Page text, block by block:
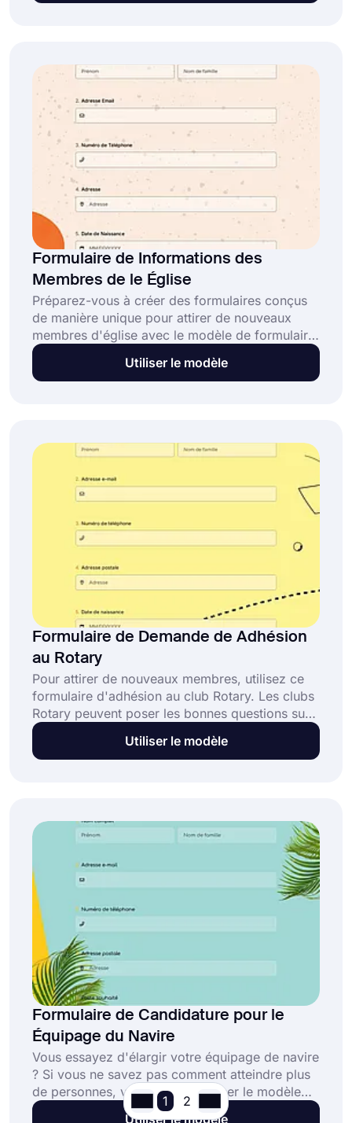
formulaire d'inscription à la salle de sport pour
commencer à créer votre formulaire dès
aujourd'hui!
Formulaire de Informations des
Membres de le Église
Préparez-vous à créer des formulaires conçus
de manière unique pour attirer de nouveaux
membres d'église avec le modèle de formulaire
d'information pour membres d'église de
forms.app. Commencez à créer des formulaires
Utiliser le modèle
Formulaire de Demande de Adhésion
au Rotary
Pour attirer de nouveaux membres, utilisez ce
formulaire d'adhésion au club Rotary. Les clubs
Rotary peuvent poser les bonnes questions sur
ce formulaire de demande pour connaître les
intentions des candidats, les raisons pour
exigences de votre rotation. Commencez à
utiliser ce modèle gratuit dès maintenant !
Utiliser le modèle
Formulaire de Candidature pour le
Équipage du Navire
Vous essayez d'élargir votre équipage de navire
? Si vous ne savez pas comment atteindre plus
de personnes, vous pouvez utiliser le modèle
prêt à l'emploi de forms.app ou créer votre
Utiliser le modèle
1 2